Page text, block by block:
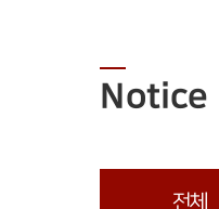
Notice
전체